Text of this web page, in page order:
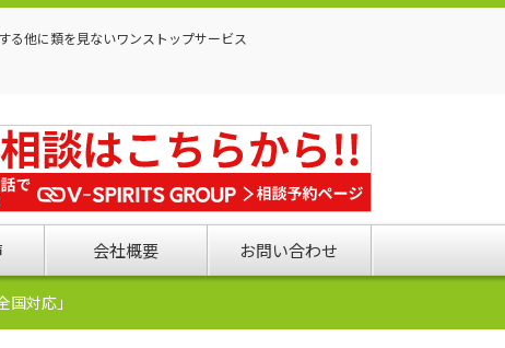
る他に類を見ないワンストップサービス
会社概要 お問い合わせ
対応」